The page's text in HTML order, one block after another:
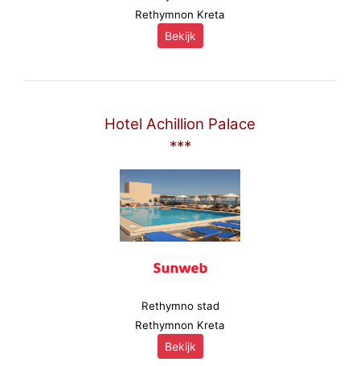
Rethymnon Kreta
Bekijk
Hotel Achillion Palace
***
Rethymno stad
Rethymnon Kreta
Bekijk